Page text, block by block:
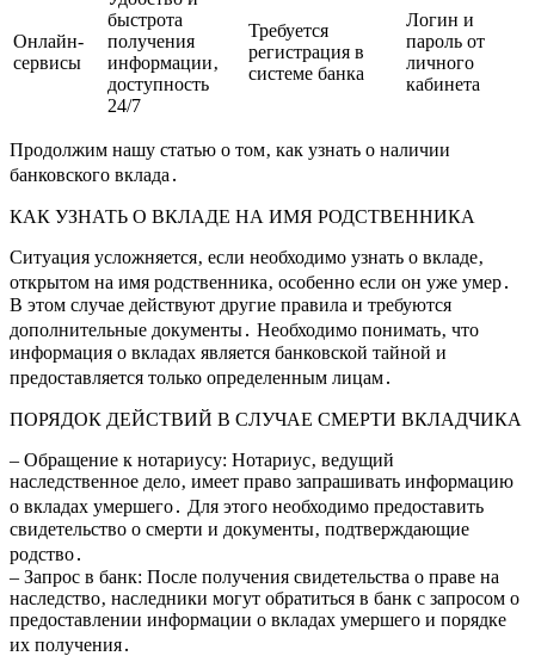
Онлайн-
сервисы
быстрота
получения
информации‚
доступность
24/7
Требуется
регистрация в
системе банка
Логин и
пароль от
личного
кабинета
Продолжим нашу статью о том‚ как узнать о наличии
банковского вклада․
КАК УЗНАТЬ О ВКЛАДЕ НА ИМЯ РОДСТВЕННИКА
Ситуация усложняется‚ если необходимо узнать о вкладе‚
открытом на имя родственника‚ особенно если он уже умер․
В этом случае действуют другие правила и требуются
дополнительные документы․ Необходимо понимать‚ что
информация о вкладах является банковской тайной и
предоставляется только определенным лицам․
ПОРЯДОК ДЕЙСТВИЙ В СЛУЧАЕ СМЕРТИ ВКЛАДЧИКА
– Обращение к нотариусу: Нотариус‚ ведущий
наследственное дело‚ имеет право запрашивать информацию
о вкладах умершего․ Для этого необходимо предоставить
свидетельство о смерти и документы‚ подтверждающие
родство․
– Запрос в банк: После получения свидетельства о праве на
наследство‚ наследники могут обратиться в банк с запросом о
предоставлении информации о вкладах умершего и порядке
их получения․